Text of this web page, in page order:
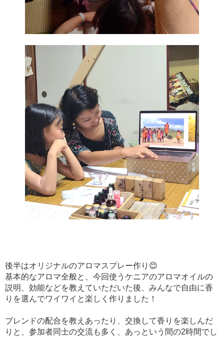
後半はオリジナルのアロマスプレー作り😊
基本的なアロマ全般と、今回使うケニアのアロマオイルの
説明、効能などを教えていただいた後、みんなで自由に香
りを選んでワイワイと楽しく作りました！
ブレンドの配合を教えあったり、交換して香りを楽しんだ
りと、参加者同士の交流も多く、あっという間の2時間でし